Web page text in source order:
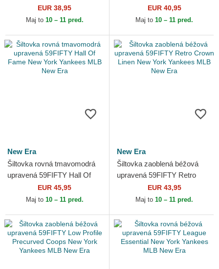
Essential Los Angeles
Dodgers MLB New Era
EUR 38,95
Maj to 10 – 11 pred.
Oakland Athletics MLB New
EUR 40,95
Maj to 10 – 11 pred.
New Era
Šiltovka rovná tmavomodrá
upravená 59FIFTY Hall Of
Fame New York Yankees
MLB New Era
EUR 45,95
Maj to 10 – 11 pred.
New Era
Šiltovka zaoblená béžová
upravená 59FIFTY Retro
Crown Linen New York
Yankees MLB New Era
EUR 43,95
Maj to 10 – 11 pred.